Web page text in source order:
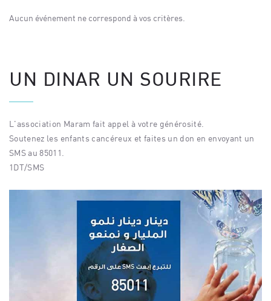
Aucun événement ne correspond à vos critères.
UN DINAR UN SOURIRE
L'association Maram fait appel à votre générosité.
Soutenez les enfants cancéreux et faites un don en envoyant un
SMS au 85011.
1DT/SMS